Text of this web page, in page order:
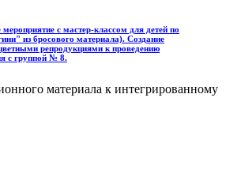
с мастер-классом для детей по
из бросового материала). Создание
репродукциями к проведению
с группой № 8.
материала к интегрированному